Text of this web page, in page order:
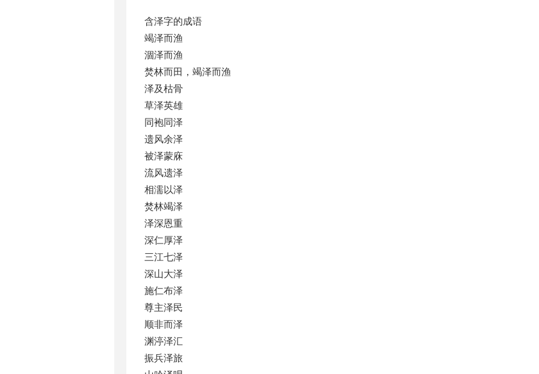
含泽字的成语
竭泽而渔
涸泽而渔
焚林而田，竭泽而渔
泽及枯骨
草泽英雄
同袍同泽
遗风余泽
被泽蒙庥
流风遗泽
相濡以泽
焚林竭泽
泽深恩重
深仁厚泽
三江七泽
深山大泽
施仁布泽
尊主泽民
顺非而泽
渊渟泽汇
振兵泽旅